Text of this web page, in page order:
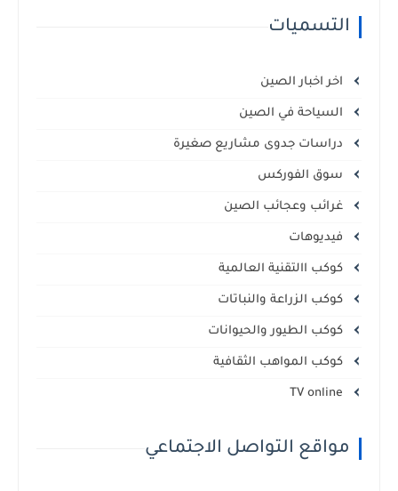
التسميات
اخر اخبار الصين
السياحة في الصين
دراسات جدوى مشاريع صغيرة
سوق الفوركس
غرائب وعجائب الصين
فيديوهات
كوكب االتقنية العالمية
كوكب الزراعة والنباتات
كوكب الطيور والحيوانات
كوكب المواهب الثقافية
مواقع التواصل الاجتماعي